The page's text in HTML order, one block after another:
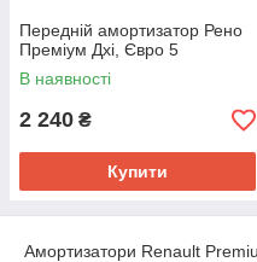
Передній амортизатор Рено
Преміум Дхі, Євро 5
В наявності
2 240 ₴
Купити
Амортизатори Renault